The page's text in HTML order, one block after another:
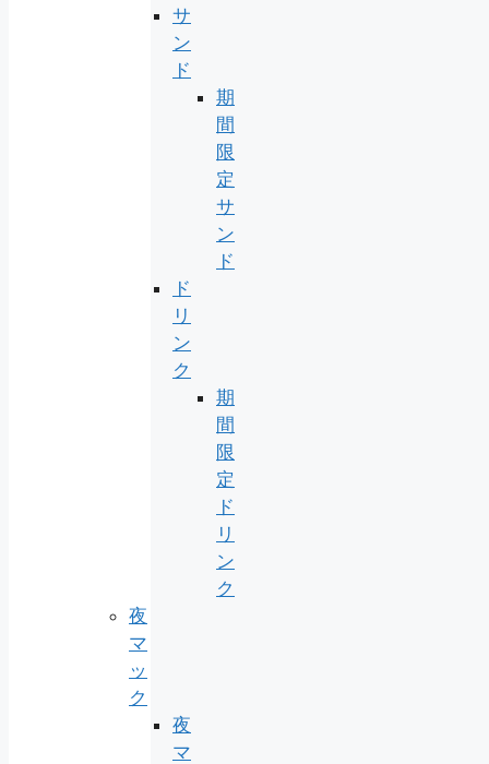
サ
ン
ド
期
間
限
定
サ
ン
ド
ド
リ
ン
ク
期
間
限
定
ド
リ
ン
ク
夜
マ
ッ
ク
夜
マ